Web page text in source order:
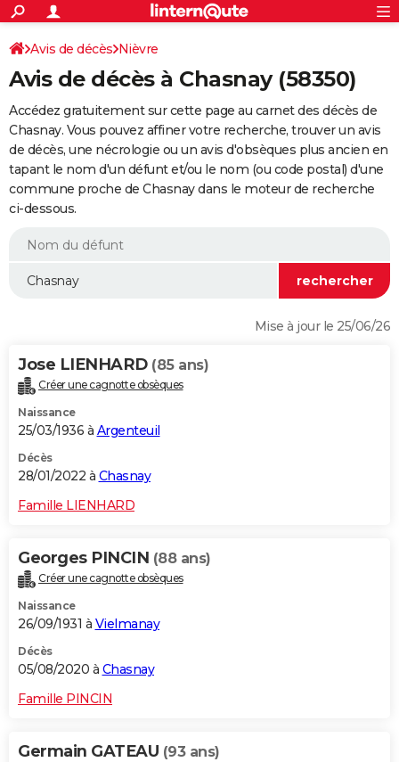
ACTUALITÉS
Politique
Société
Faits Divers
Education
Monde
Villes
+
SPORT
Coupe du monde 2026
Football
Tennis
Cyclisme
Rugby
Forum
Programme TV
TNT
Streaming
Cinéma
Sorties cinéma
Musique
+
FINANCE
Retraite
Epargne
Immobilier
Risques naturels par ville
Assurance
AUTO
Essais
Réserver un essai
Citadines
Berlines
SUV
Forum auto
+HIGH-TECH
BRICOLAGE
WEEK-END
Alimentation
Guide de la santé
Maladies
Médicaments
Sommeil
VOYAGE
Destinations
City break
Voyage nature
Voyage de noces
Forum
Climat
+PHOTO
GUIDES D'ACHAT
Carte de Noël
Carte Bonne année
Carte Saint-Valentin
Carte Pâques
Carte d'anniversaire
DICTIONNAIRE
Dictionnaire
Biographies
Citations
Expressions
Proverbes
PROGRAMME TV
S'inscrire
Se connecter
Lycées
Collèges
Primaires
Universités
Entreprises
Service militaire
Avis de recherche
AVIS DE DÉCÈS
FORUM
Avis de décès Nièvre
Avis de décès à Chasnay (58350)
Accédez gratuitement sur cette page au carnet des décès de
Chasnay. Vous pouvez affiner votre recherche, trouver un avis
de décès, une nécrologie ou un avis d'obsèques plus ancien en
tapant le nom d'un défunt et/ou le nom (ou code postal) d'une
commune proche de Chasnay dans le moteur de recherche
ci-dessous.
Mise à jour le 25/06/26
Jose LIENHARD (85 ans)
Créer une cagnotte obsèques
Naissance
25/03/1936 à Argenteuil
Décès
28/01/2022 à Chasnay
Famille LIENHARD
Georges PINCIN (88 ans)
Créer une cagnotte obsèques
Naissance
26/09/1931 à Vielmanay
Décès
05/08/2020 à Chasnay
Famille PINCIN
Germain GATEAU (93 ans)